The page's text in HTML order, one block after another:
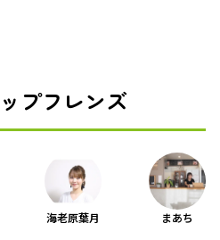
プフレンズ
海老原葉月 まあち